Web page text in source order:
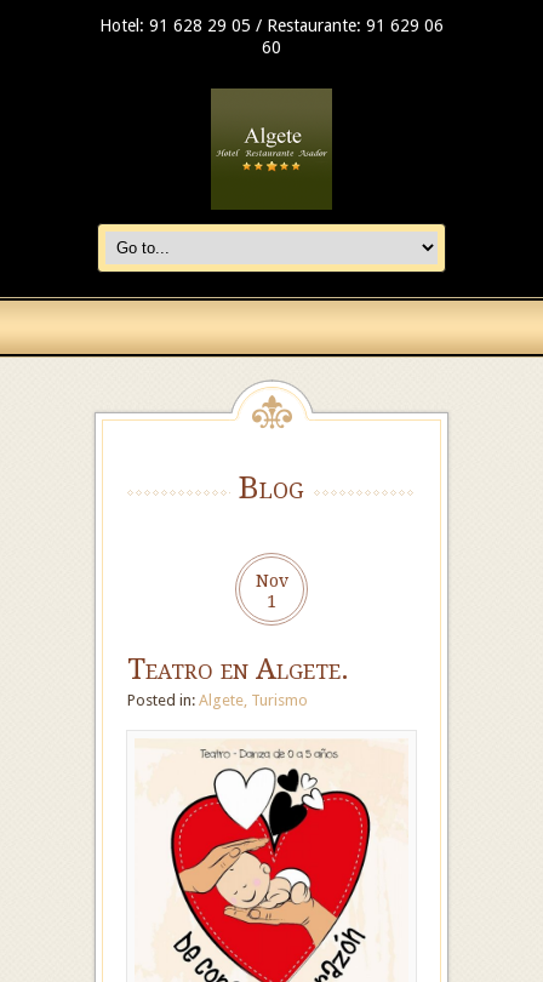
Hotel: 91 628 29 05 / Restaurante: 91 629 06
60
Blog
Nov
1
Teatro en Algete.
Posted in: Algete, Turismo